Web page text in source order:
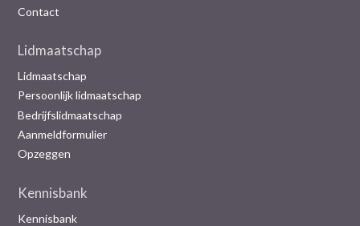
Contact
Lidmaatschap
Lidmaatschap
Persoonlijk lidmaatschap
Bedrijfslidmaatschap
Aanmeldformulier
Opzeggen
Kennisbank
Kennisbank